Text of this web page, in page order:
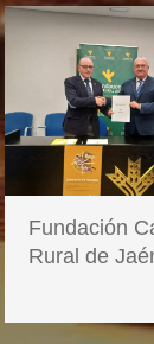
Fundación
Rural de